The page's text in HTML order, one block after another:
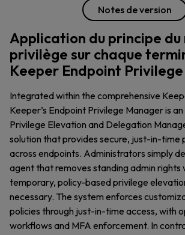
Notes de version
Application du principe du
privilège sur chaque
Keeper Endpoint
Integrated within the comprehensive
Keeper’s Endpoint Privilege Manager is
Privilege Elevation and Delegation
solution that provides secure, just-in-time
across endpoints. Administrators simply
agent that removes standing admin rights
temporary, policy-based privilege
necessary. The system enforces
policies through just-in-time access, with
workflows and MFA enforcement. In